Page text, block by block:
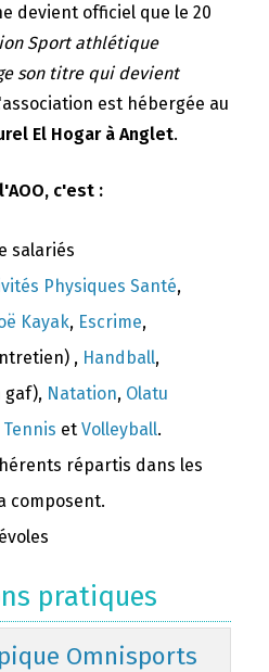
devient officiel que le 20
Sport athlétique
son titre qui devient
est hébergée au
El Hogar à Anglet.
c'est :
salariés
Physiques Santé,
Kayak, Escrime,
, Handball,
gaf), Natation, Olatu
Tennis et Volleyball.
répartis dans les
composent.
pratiques
Omnisports